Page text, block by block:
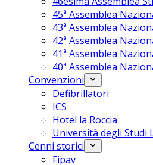
45ª Assemblea
43ª Assemblea
42ª Assemblea
41ª Assemblea
40ª Assemblea
Convenzioni
Defibrillatori
ICS
Hotel la Roccia
Università degli Studi
Cenni storici
Fipav